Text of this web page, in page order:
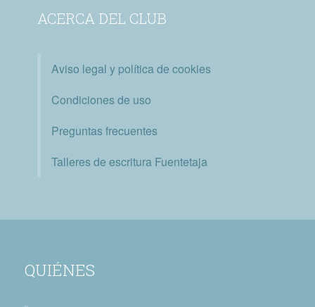
ACERCA DEL CLUB
Aviso legal y política de cookies
Condiciones de uso
Preguntas frecuentes
Talleres de escritura Fuentetaja
QUIÉNES